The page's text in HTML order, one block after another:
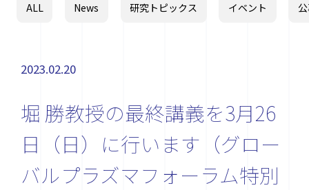
ALL News 研究トピックス イベント
2023.02.20
堀 勝教授の最終講義を3月26
日（日）に行います（グロー
バルプラズマフォーラム特別